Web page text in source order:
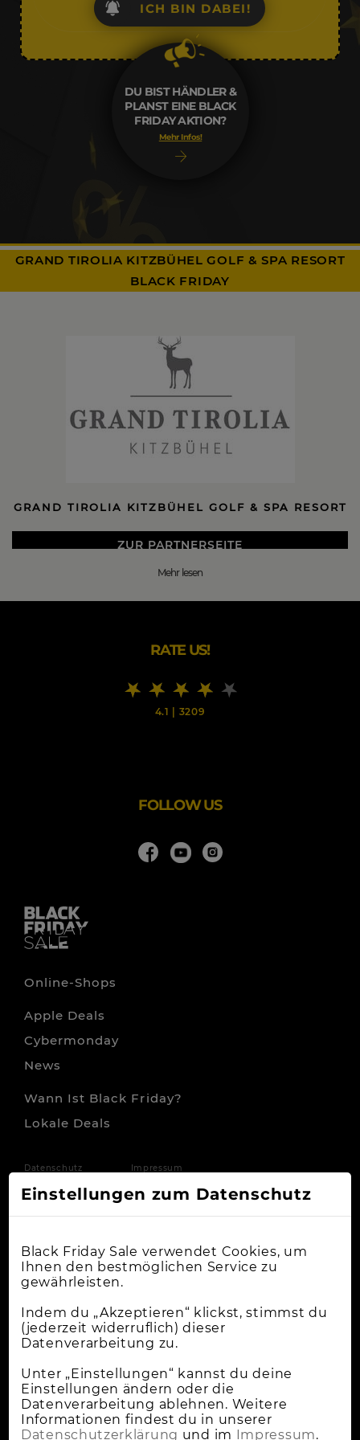
DU BIST HÄNDLER &
PLANST EINE BLACK
FRIDAY AKTION?
Mehr Infos!
ICH BIN DABEI!
GRAND TIROLIA KITZBÜHEL GOLF & SPA RESORT
BLACK FRIDAY
GRAND TIROLIA KITZBÜHEL GOLF & SPA RESORT
ZUR PARTNERSEITE
SPA RESORT BLACK FRIDAY 2026 DEALS
GRAND TIROLIA KITZBÜHEL
- IHR ALPINES LIFESTYLE RESORT IN DER
LEGENDÄRSTEN SPORTSTADT DER ALPEN
Mehr lesen
RATE US!
4.1 | 3209
FOLLOW US
Online-Shops
Apple Deals
Cybermonday
News
Wann Ist Black Friday?
Lokale Deals
Datenschutz Impressum
Einstellungen zum Datenschutz
Black Friday Sale verwendet Cookies, um
Ihnen den bestmöglichen Service zu
gewährleisten.
Indem du „Akzeptieren“ klickst, stimmst du
(jederzeit widerruflich) dieser
Datenverarbeitung zu.
Unter „Einstellungen“ kannst du deine
Einstellungen ändern oder die
Datenverarbeitung ablehnen. Weitere
Informationen findest du in unserer
Datenschutzerklärung und im Impressum.